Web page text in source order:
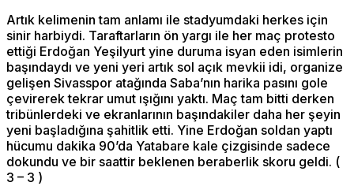
Artık kelimenin tam anlamı ile stadyumdaki herkes için
sinir harbiydi. Taraftarların ön yargı ile her maç protesto
ettiği Erdoğan Yeşilyurt yine duruma isyan eden isimlerin
başındaydı ve yeni yeri artık sol açık mevkii idi, organize
gelişen Sivasspor atağında Saba’nın harika pasını gole
çevirerek tekrar umut ışığını yaktı. Maç tam bitti derken
tribünlerdeki ve ekranlarının başındakiler daha her şeyin
yeni başladığına şahitlik etti. Yine Erdoğan soldan yaptı
hücumu dakika 90’da Yatabare kale çizgisinde sadece
dokundu ve bir saattir beklenen beraberlik skoru geldi. (
3 – 3 )